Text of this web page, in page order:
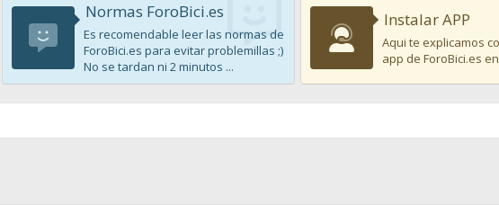
Normas ForoBici.es
Es recomendable leer las normas de
ForoBici.es para evitar problemillas ;)
No se tardan ni 2 minutos ...
Instalar APP
Aqui te explicamos
app de ForoBici.es